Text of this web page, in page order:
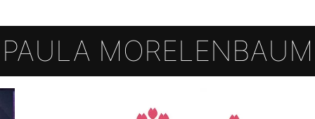
PAULA MORELENBAUM